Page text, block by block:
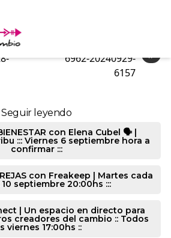
20240929-2076
»
6962-20240929-
6157
Seguir leyendo
con Elena Cubel 🗣️ |
::: Viernes 6 septiembre hora a
confirmar :::
con Freakeep | Martes cada
10 septiembre 20:00hs :::
| Un espacio en directo para
creadores del cambio :: Todos
viernes 17:00hs ::